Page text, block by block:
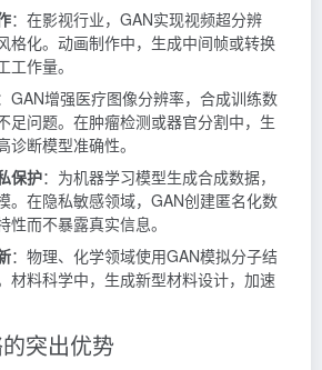
：在影视行业，GAN实现视频超分辨
格化。动画制作中，生成中间帧或转换
工作量。
GAN增强医疗图像分辨率，合成训练数
足问题。在肿瘤检测或器官分割中，生
诊断模型准确性。
保护：为机器学习模型生成合成数据，
。在隐私敏感领域，GAN创建匿名化数
性而不暴露真实信息。
：物理、化学领域使用GAN模拟分子结
材料科学中，生成新型材料设计，加速
突出优势